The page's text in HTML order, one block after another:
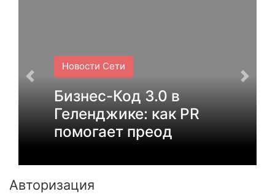
Новости Сети
Бизнес-Код 3.0 в
Геленджике: как PR
помогает преод
Авторизация